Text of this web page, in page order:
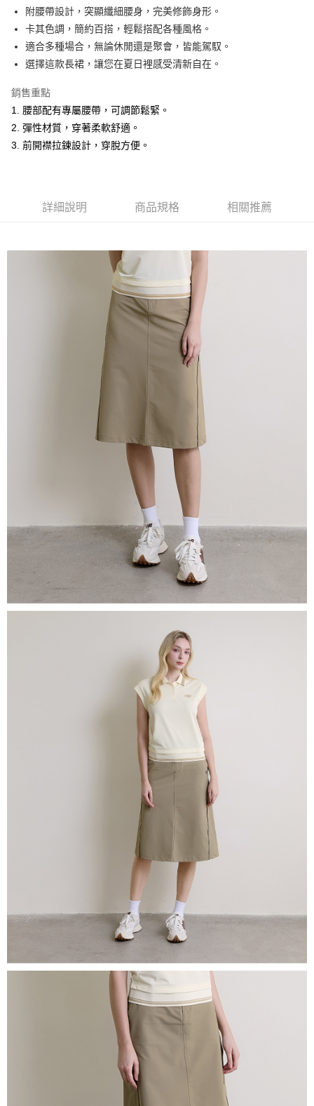
悠遊付
ATM付款
全家取貨付款
每筆NT$60，滿NT$1,500(含以上)免運費
付款後全家取貨
每筆NT$60，滿NT$1,500(含以上)免運費
每筆NT$60，滿NT$1,500(含以上)免運費
每筆NT$60，滿NT$1,500(含以上)免運費
每筆NT$60，滿NT$1,500(含以上)免運費
每筆NT$90，滿NT$1,500(含以上)免運費
每筆NT$225，滿NT$1,500(含以上)免運費
附腰帶設計，突顯纖細腰身，完美修飾身形。
卡其色調，簡約百搭，輕鬆搭配各種風格。
適合多種場合，無論休閒還是聚會，皆能駕馭。
選擇這款長裙，讓您在夏日裡感受清新自在。
銷售重點
1. 腰部配有專屬腰帶，可調節鬆緊。
2. 彈性材質，穿著柔軟舒適。
3. 前開襟拉鍊設計，穿脫方便。
詳細說明 商品規格 相關推薦